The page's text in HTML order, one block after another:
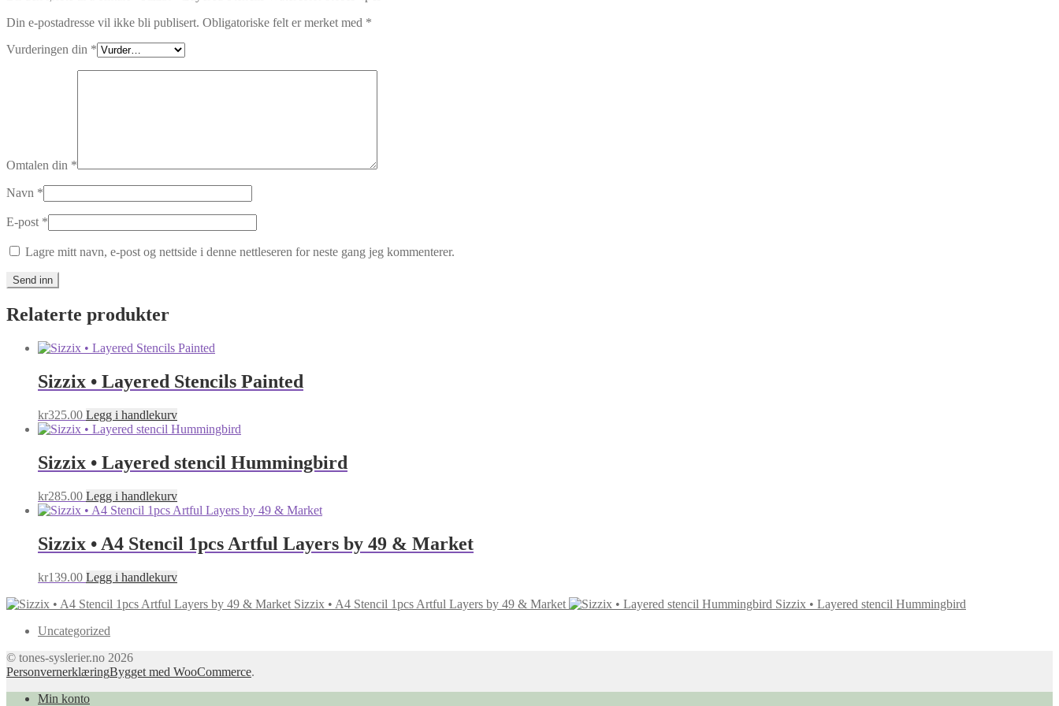
Din e-postadresse vil ikke bli publisert. Obligatoriske felt er merket med *
Vurderingen din *
Omtalen din *
Navn *
E-post *
Lagre mitt navn, e-post og nettside i denne nettleseren for neste gang jeg kommenterer.
Relaterte produkter
Sizzix • Layered Stencils Painted
kr325.00 Legg i handlekurv
Sizzix • Layered stencil Hummingbird
kr285.00 Legg i handlekurv
Sizzix • A4 Stencil 1pcs Artful Layers by 49 & Market
kr139.00 Legg i handlekurv
Sizzix • A4 Stencil 1pcs Artful Layers by 49 & Market
Sizzix • Layered stencil Hummingbird
Uncategorized
© tones-syslerier.no 2026
PersonvernerklæringBygget med WooCommerce.
Min konto